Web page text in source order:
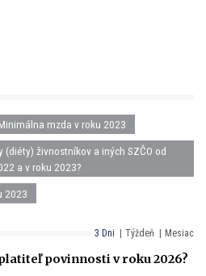
mzda v roku 2023
(diéty) živnostníkov a iných SZČO od
a v roku 2023?
2023
3 Dni Týždeň Mesiac
povinnosti v roku 2026?